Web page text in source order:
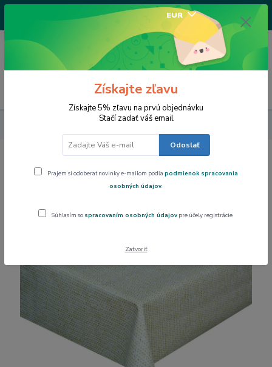
EUR
/Po-Pi 9-17 hod/
0,00 EUR
Obrus PVC, podšitý rôzne rozmery
Získajte zľavu
Získajte 5% zľavu na prvú objednávku
Stačí zadať váš email
Odoslať
Prajem si odoberať novinky e-mailom podľa podmienok spracovania
osobných údajov.
Súhlasím so spracovaním osobných údajov pre účely registrácie.
Zatvoriť